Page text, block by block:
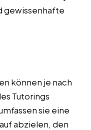
gewissenhafte
können je nach
Tutorings
sie eine
abzielen, den